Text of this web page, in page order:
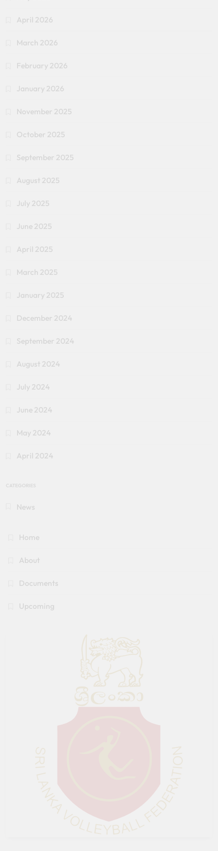
April 2026
March 2026
February 2026
January 2026
November 2025
October 2025
September 2025
August 2025
July 2025
June 2025
April 2025
March 2025
January 2025
December 2024
September 2024
August 2024
July 2024
June 2024
May 2024
April 2024
CATEGORIES
News
Home
About
Documents
Upcoming